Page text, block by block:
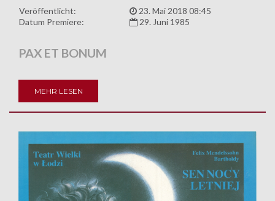
Veröffentlicht:
23. Mai 2018 08:45
Datum Premiere:
29. Juni 1985
PAX ET BONUM
MEHR LESEN